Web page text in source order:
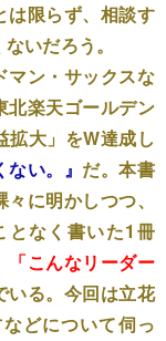
は限らず、相談す
いだろう。
マン・サックスな
北楽天ゴールデン
拡大」をW達成し
ない。』 だ。本書
々に明かしつつ、
となく書いた1冊
「こんなリーダー
いる。今回は立花
どについて伺っ